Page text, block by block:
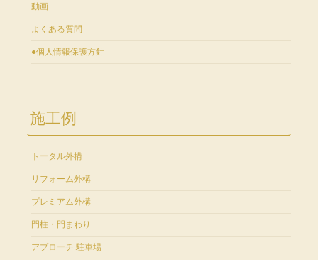
動画
よくある質問
●個人情報保護方針
施工例
トータル外構
リフォーム外構
プレミアム外構
門柱・門まわり
アプローチ 駐車場